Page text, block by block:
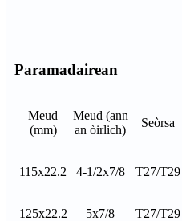
Paramadairean
Meud
(mm)
Meud (ann
an òirlich)
Seòrsa
115x22.2 4-1/2x7/8 T27/T29
125x22.2 5x7/8 T27/T29